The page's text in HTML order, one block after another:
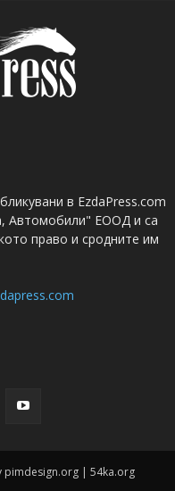
в EzdaPress.com
Автомобили" ЕООД и са
право и сродните им
| 54ka.org